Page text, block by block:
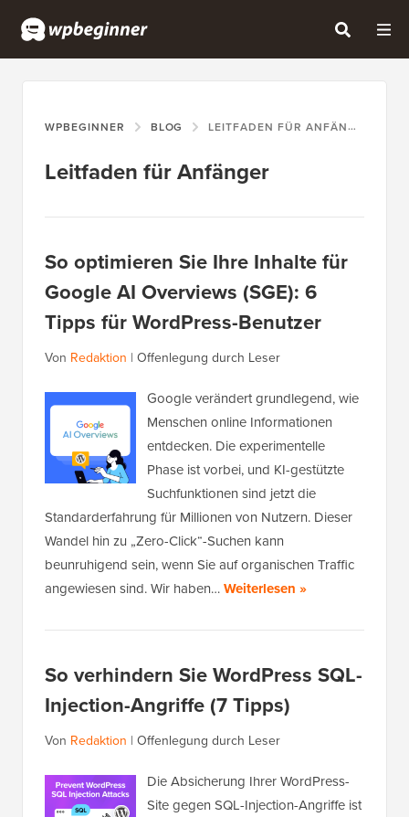
WPBEGINNER BLOG LEITFADEN FÜR ANFÄNGER
Leitfaden für Anfänger
So optimieren Sie Ihre Inhalte für
Google AI Overviews (SGE): 6
Tipps für WordPress-Benutzer
Von Redaktion | Offenlegung durch Leser
Google verändert grundlegend, wie
Menschen online Informationen
entdecken. Die experimentelle
Phase ist vorbei, und KI-gestützte
Suchfunktionen sind jetzt die
Standarderfahrung für Millionen von Nutzern. Dieser
Wandel hin zu „Zero-Click“-Suchen kann
beunruhigend sein, wenn Sie auf organischen Traffic
angewiesen sind. Wir haben…Weiterlesen »
So verhindern Sie WordPress SQL-
Injection-Angriffe (7 Tipps)
Von Redaktion | Offenlegung durch Leser
Die Absicherung Ihrer WordPress-
Site gegen SQL-Injection-Angriffe ist